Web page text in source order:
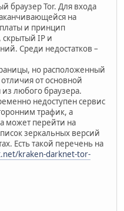
браузер Tor. Для входа
на
и принцип
IP и
Среди недостатков –
но расположенный
от основной
любого браузера.
недоступен сервис
трафик, а
может перейти на
зеркальных версий
Есть такой перечень на
kraken-darknet-tor-